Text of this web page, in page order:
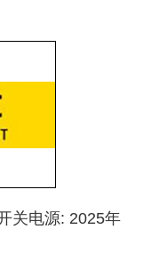
关电源: ​2025年